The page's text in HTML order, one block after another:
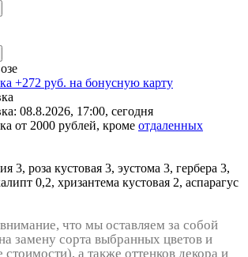
+272 руб. на бонусную карту
08.8.2026, 17:00, сегодня
от 2000 рублей, кроме отдаленных
3, роза кустовая 3, эустома 3, гербера 3,
0,2, хризантема кустовая 2, аспарагус
что мы оставляем за собой
замену сорта выбранных цветов и
а также оттенков декора и